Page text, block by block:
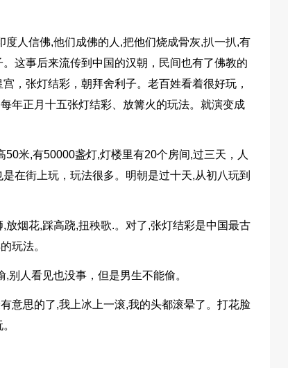
人信佛,他们成佛的人,把他们烧成骨灰,扒一扒,有
这事后来流传到中国的汉朝，民间也有了佛教的
，张灯结彩，朝拜舍利子。老百姓看着很好玩，
年正月十五张灯结彩、放篝火的玩法。就演变成
米,有50000盏灯,灯楼里有20个房间,过三天，人
在街上玩，玩法很多。明朝是过十天,从初八玩到
烟花,踩高跷,扭秧歌.。对了,张灯结彩是中国最古
玩法。
人看见也没事，但是男生不能偷。
意思的了,我上冰上一滚,我的头都滚晕了。打花脸